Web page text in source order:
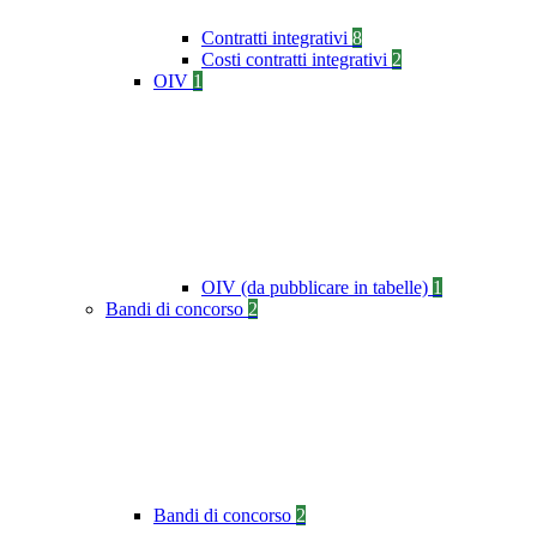
Contratti integrativi 8
Costi contratti integrativi 2
OIV 1
OIV (da pubblicare in tabelle) 1
Bandi di concorso 2
Bandi di concorso 2